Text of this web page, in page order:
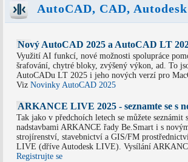
AutoCAD, CAD,
Nový AutoCAD 2025 a AutoCAD LT
Využití AI funkcí, nové možnosti spolupráce
šrafování, chytré bloky, zvýšený výkon, ad. To
AutoCADu LT 2025 i jeho nových verzí pro
Viz Novinky AutoCAD 2025
ARKANCE LIVE 2025 - seznamte se s
Tak jako v předchoích letech se můžete
nadstavbami ARKANCE řady Be.Smart i s
strojírenství, stavebnictví a GIS/FM
LIVE (dříve Autodesk LIVE). Vysílání
Registrujte se